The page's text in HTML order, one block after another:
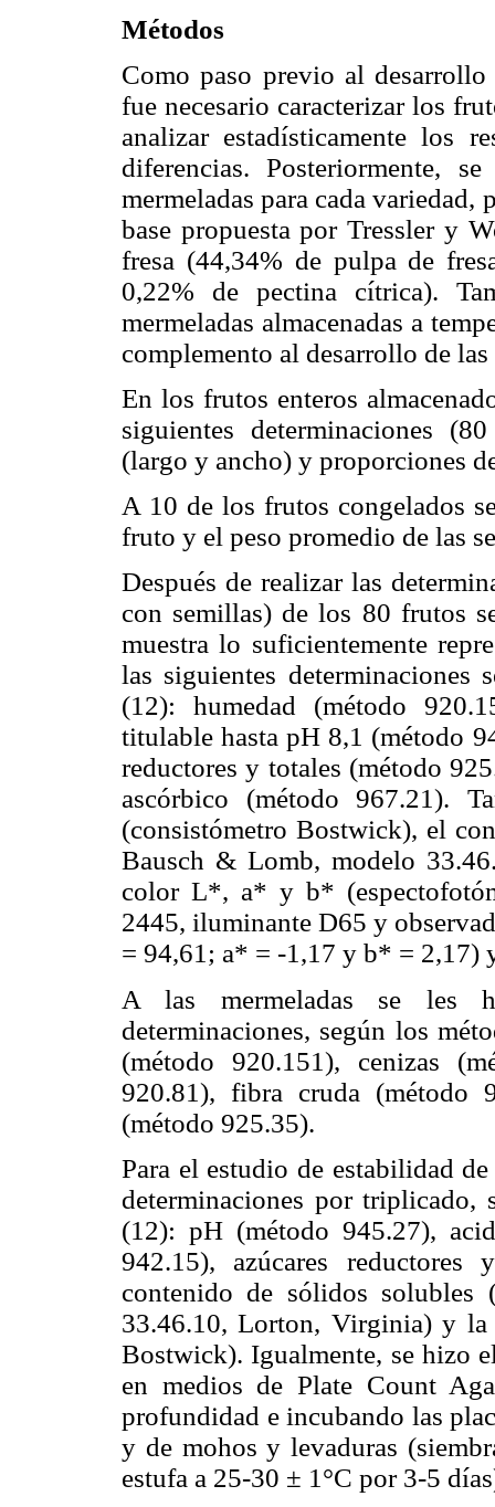
Métodos
Como paso previo al
fue necesario caracterizar los
analizar estadísticamente los
diferencias. Posteriormente,
mermeladas para cada
base propuesta por Tressler y
fresa (44,34% de pulpa de
0,22% de pectina cítrica).
mermeladas almacenadas a
complemento al desarrollo de
En los frutos enteros
siguientes determinaciones
(largo y ancho) y proporciones
A 10 de los frutos congelados
fruto y el peso promedio de las
Después de realizar las
con semillas) de los 80 frutos
muestra lo suficientemente
las siguientes determinaciones
(12): humedad (método
titulable hasta pH 8,1 (método
reductores y totales (método
ascórbico (método 967.21).
(consistómetro Bostwick), el
Bausch & Lomb, modelo
color L*, a* y b*
2445, iluminante D65 y
= 94,61; a* = -1,17 y b* = 2,17)
A las mermeladas se les
determinaciones, según los
(método 920.151), cenizas
920.81), fibra cruda (método
(método 925.35).
Para el estudio de estabilidad
determinaciones por triplicado,
(12): pH (método 945.27),
942.15), azúcares
contenido de sólidos solubles
33.46.10, Lorton, Virginia) y la
Bostwick). Igualmente, se hizo
en medios de Plate Count
profundidad e incubando las
y de mohos y levaduras
estufa a 25-30 ± 1°C por 3-5